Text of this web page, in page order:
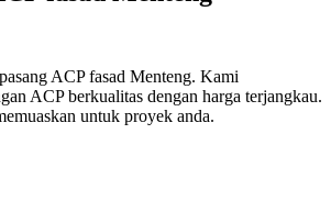
ACP fasad Menteng. Kami
ACP berkualitas dengan harga terjangkau.
untuk proyek anda.